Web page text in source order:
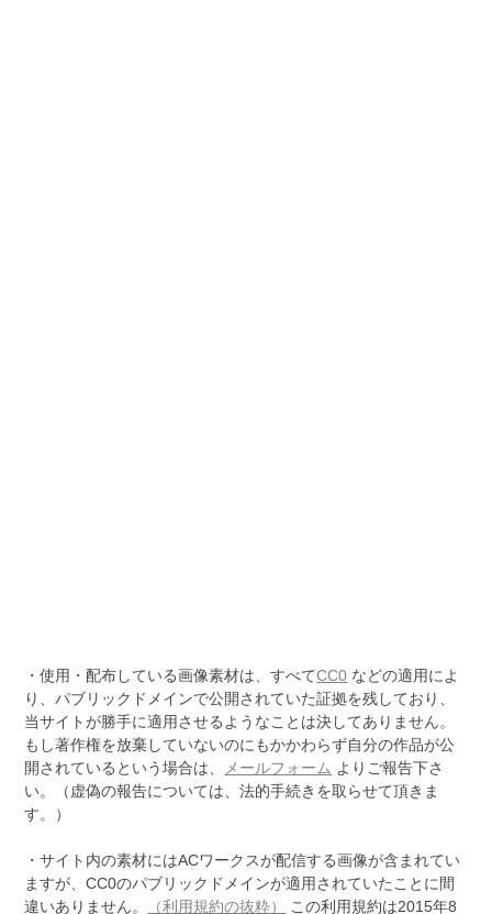
・使用・配布している画像素材は、すべてCC0 などの適用によ
り、パブリックドメインで公開されていた証拠を残しており、
当サイトが勝手に適用させるようなことは決してありません。
もし著作権を放棄していないのにもかかわらず自分の作品が公
開されているという場合は、
メールフォーム よりご報告下さ
い。（虚偽の報告については、法的手続きを取らせて頂きま
す。）
・サイト内の素材にはACワークスが配信する画像が含まれてい
ますが、CC0のパブリックドメインが適用されていたことに間
違いありません。
（利用規約の抜粋） この利用規約は2015年8